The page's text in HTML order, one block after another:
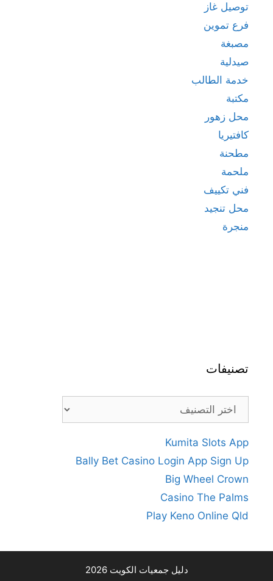
توصيل غاز
فرع تموين
مصبغة
صيدلية
خدمة الطالب
مكتبة
محل زهور
كافتيريا
مطحنة
ملحمة
فني تكييف
محل تنجيد
منجرة
تصنيفات
تصنيفات
Kumita Slots App
Bally Bet Casino Login App Sign Up
Big Wheel Crown
Casino The Palms
Play Keno Online Qld
دليل جمعيات الكويت 2026